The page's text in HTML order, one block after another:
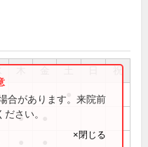
祝
●
合があります。来院前
さい。
×閉じる